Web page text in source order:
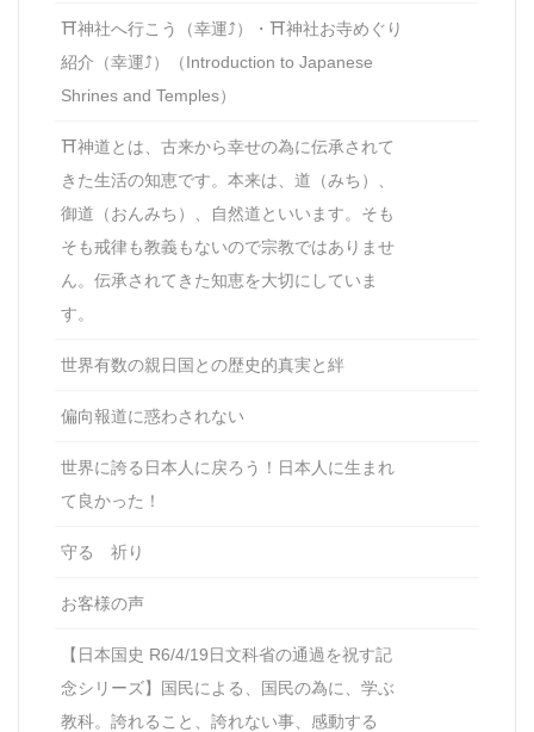
⛩神社へ行こう（幸運⤴）・⛩神社お寺めぐり
紹介（幸運⤴）（Introduction to Japanese
Shrines and Temples）
⛩神道とは、古来から幸せの為に伝承されて
きた生活の知恵です。本来は、道（みち）、
御道（おんみち）、自然道といいます。そも
そも戒律も教義もないので宗教ではありませ
ん。伝承されてきた知恵を大切にしていま
す。
世界有数の親日国との歴史的真実と絆
偏向報道に惑わされない
世界に誇る日本人に戻ろう！日本人に生まれ
て良かった！
守る 祈り
お客様の声
【日本国史 R6/4/19日文科省の通過を祝す記
念シリーズ】国民による、国民の為に、学ぶ
教科。誇れること、誇れない事、感動する